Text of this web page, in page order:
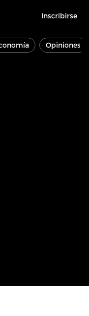
Inscribirse
Opiniones